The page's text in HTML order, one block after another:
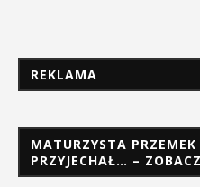
REKLAMA
MATURZYSTA
PRZYJECHAŁ… –